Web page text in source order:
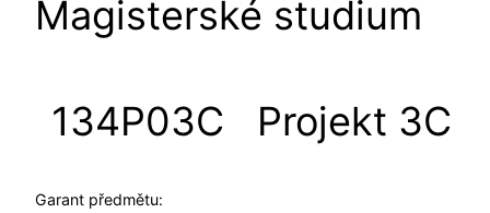
Magisterské studium
134P03C Projekt 3C
Garant předmětu: